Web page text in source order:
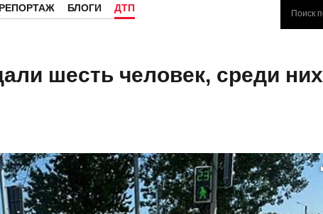
БЛОГИ ДТП
шесть человек, среди них